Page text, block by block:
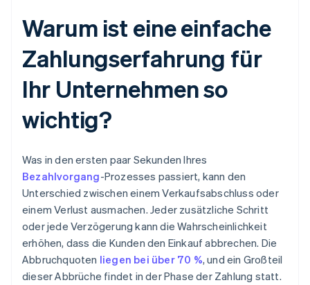
Warum ist eine einfache
Zahlungserfahrung für
Ihr Unternehmen so
wichtig?
Was in den ersten paar Sekunden Ihres
Bezahlvorgang-Prozesses passiert, kann den
Unterschied zwischen einem Verkaufsabschluss oder
einem Verlust ausmachen. Jeder zusätzliche Schritt
oder jede Verzögerung kann die Wahrscheinlichkeit
erhöhen, dass die Kunden den Einkauf abbrechen. Die
Abbruchquoten liegen bei über 70 %, und ein Großteil
dieser Abbrüche findet in der Phase der Zahlung statt.